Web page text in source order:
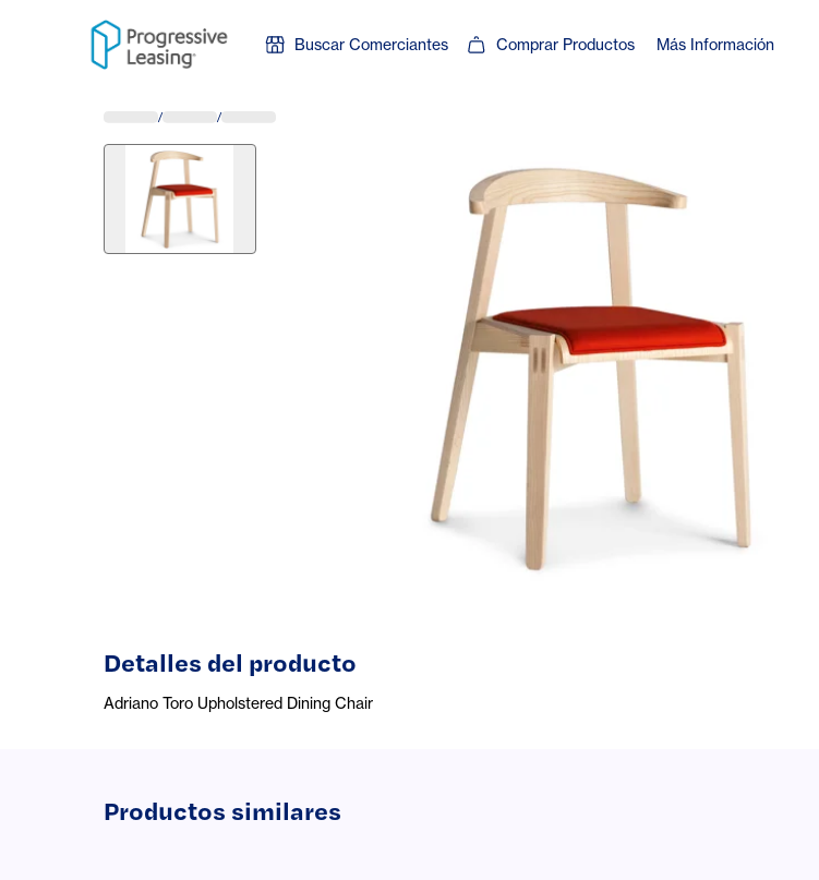
Skip to content
Buscar Comerciantes Comprar Productos Más Información
/ /
Detalles del producto
Adriano Toro Upholstered Dining Chair
Productos similares